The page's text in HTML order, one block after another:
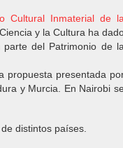
Cultural Inmaterial de la
y la Cultura ha
del Patrimonio de la
propuesta presentada
y Murcia. En Nairobi se
distintos países.